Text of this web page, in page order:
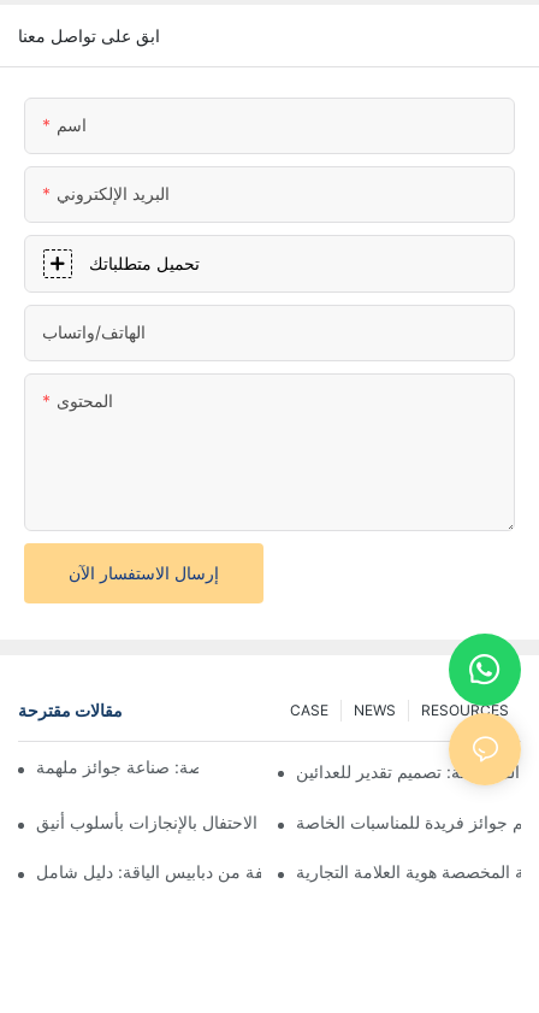
ابق على تواصل معنا
اسم
البريد الإلكتروني
تحميل متطلباتك
الهاتف/واتساب
المحتوى
إرسال الاستفسار الآن
مقالات مقترحة RESOURCES
NEWS
CASE
فن صنع الميداليات المخصصة: صناعة جوائز ملهمةالمخصصة: تصميم تقدير للعدائين
ميداليات الجوائز المخصصة: الاحتفال بالإنجازات بأسلوب أنيق
جوائز فريدة للمناسبات الخاصة
فهم أنواع مختلفة من دبابيس الياقة: دليل شاملالمخصصة هوية العلامة التجارية